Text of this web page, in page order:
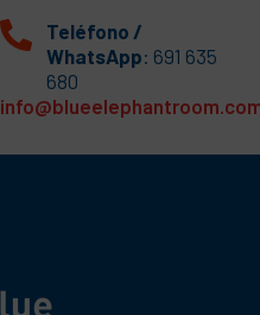
Teléfono /
WhatsApp: 691 635
680